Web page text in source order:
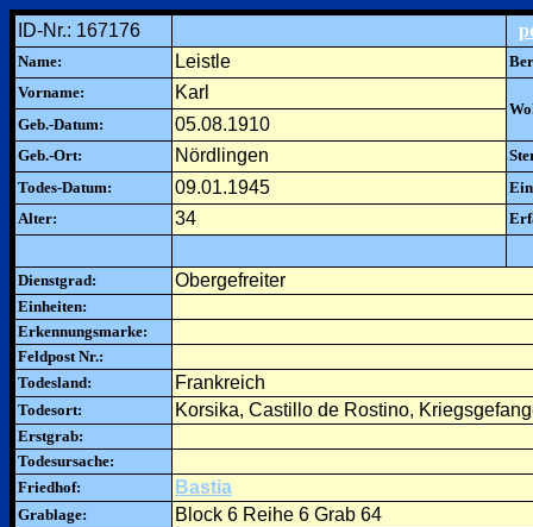
ID-Nr.: 167176
Name: Leistle
Vorname:
Karl
Geb.-Datum:
05.08.1910
Geb.-Ort: Nördlingen
Todes-Datum:
09.01.1945
Alter:
34
Dienstgrad: Obergefreiter
Einheiten:
Erkennungsmarke:
Feldpost Nr.:
Todesland:
Frankreich
Todesort: Korsika, Castillo de Rostino,
Erstgrab:
Todesursache:
Friedhof:
Bastia
Grablage: Block 6 Reihe 6 Grab 64